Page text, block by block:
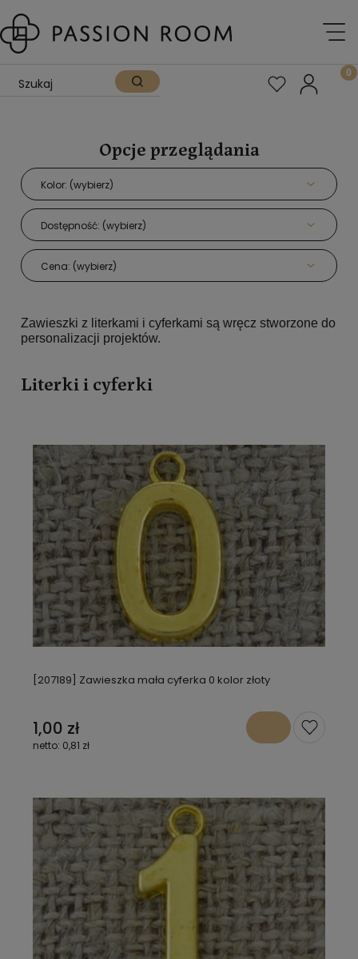
Opcje przeglądania
Kolor: (wybierz)
Dostępność: (wybierz)
Cena: (wybierz)
Zawieszki z literkami i cyferkami są wręcz stworzone do
personalizacji projektów.
Literki i cyferki
[207189] Zawieszka mała cyferka 0 kolor złoty
1,00 zł
0,81 zł